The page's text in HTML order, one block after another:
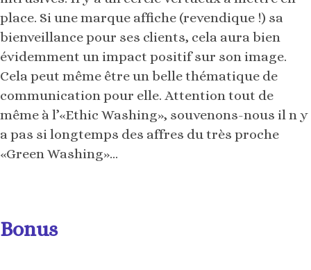
communication pour elle. Attention tout de
même à l’«Ethic Washing», souvenons-nous il n y
a pas si longtemps des affres du très proche
«Green Washing»…
Bonus